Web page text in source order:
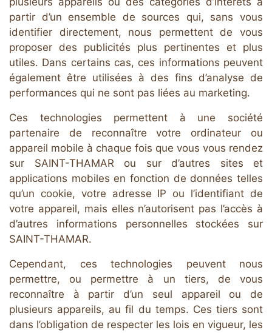
partir d’un ensemble de sources qui, sans vous
identifier directement, nous permettent de vous
proposer des publicités plus pertinentes et plus
utiles. Dans certains cas, ces informations peuvent
également être utilisées à des fins d’analyse de
performances qui ne sont pas liées au marketing.
Ces technologies permettent à une société
partenaire de reconnaître votre ordinateur ou
appareil mobile à chaque fois que vous vous rendez
sur SAINT-THAMAR ou sur d’autres sites et
applications mobiles en fonction de données telles
qu’un cookie, votre adresse IP ou l’identifiant de
votre appareil, mais elles n’autorisent pas l’accès à
d’autres informations personnelles stockées sur
SAINT-THAMAR.
Cependant, ces technologies peuvent nous
permettre, ou permettre à un tiers, de vous
reconnaître à partir d’un seul appareil ou de
plusieurs appareils, au fil du temps. Ces tiers sont
dans l’obligation de respecter les lois en vigueur, les